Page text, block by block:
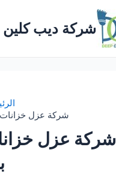
شركة ديب كلين
شركة عزل خزانات
شركة عزل